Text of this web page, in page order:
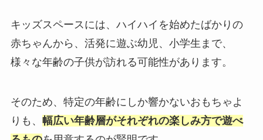
キッズスペースには、ハイハイを始めたばかりの
赤ちゃんから、活発に遊ぶ幼児、小学生まで、
様々な年齢の子供が訪れる可能性があります。
そのため、特定の年齢にしか響かないおもちゃよ
りも、 幅広い年齢層がそれぞれの楽しみ方で遊べ